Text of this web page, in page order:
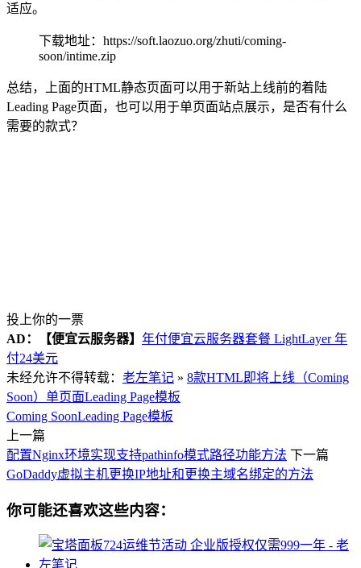
适应。
下载地址：https://soft.laozuo.org/zhuti/coming-
soon/intime.zip
总结，上面的HTML静态页面可以用于新站上线前的着陆
Leading Page页面，也可以用于单页面站点展示，是否有什么
需要的款式？
投上你的一票
AD：
【便宜云服务器】 年付便宜云服务器套餐 LightLayer 年
付24美元
未经允许不得转载： 老左笔记 » 8款HTML即将上线（Coming
Soon）单页面Leading Page模板
Coming SoonLeading Page模板
上一篇
配置Nginx环境实现支持pathinfo模式路径功能方法 下一篇
GoDaddy虚拟主机更换IP地址和更换主域名绑定的方法
你可能还喜欢这些内容：